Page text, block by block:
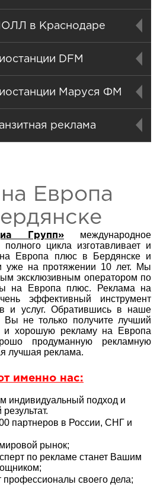
в Краснодаре
DFM
Маруся ФМ
реклама
Европа
Групп» международное
полного цикла изготавливает и
Европа плюс в Бердянске и
уже на протяжении 10 лет. Мы
эксклюзивным оператором по
на Европа плюс. Реклама на
эффективный инструмент
и услуг. Обратившись в наше
Вы не только получите лучший
и хорошую рекламу на Европа
продуманную рекламную
лучшая реклама.
именно нас:
индивидуальный подход и
партнеров в России, СНГ и
рынок;
по рекламе станет Вашим
профессионалы своего дела;